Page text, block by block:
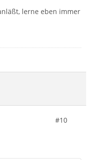
lerne eben immer
#10